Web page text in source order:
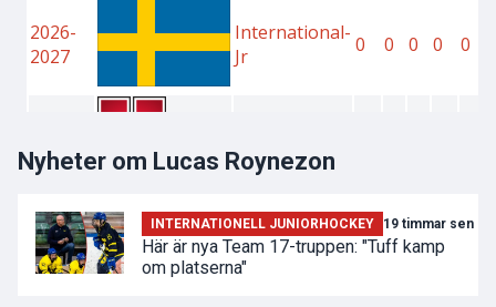
Nyheter om Lucas Roynezon
INTERNATIONELL JUNIORHOCKEY 19 timmar sen
Här är nya Team 17-truppen: "Tuff kamp
om platserna"